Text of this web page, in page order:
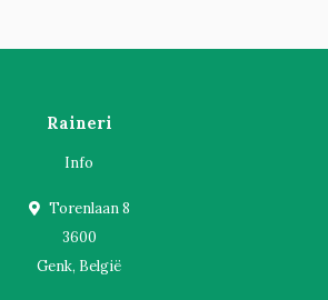
Raineri
Info
Torenlaan 8
3600
Genk, België